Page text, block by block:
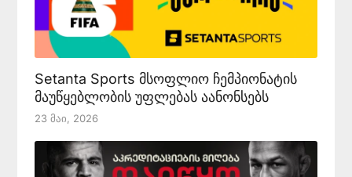
Setanta Sports მსოფლიო ჩემპიონატის
მაუწყებლობის უფლებას აანონსებს
23 Მაი, 2026